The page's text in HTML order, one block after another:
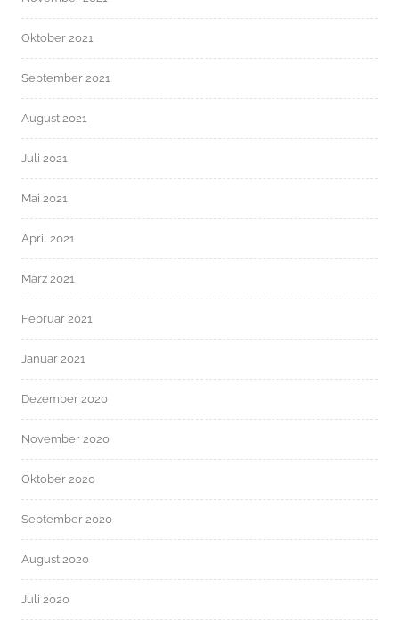
Oktober 2021
September 2021
August 2021
Juli 2021
Mai 2021
April 2021
März 2021
Februar 2021
Januar 2021
Dezember 2020
November 2020
Oktober 2020
September 2020
August 2020
Juli 2020